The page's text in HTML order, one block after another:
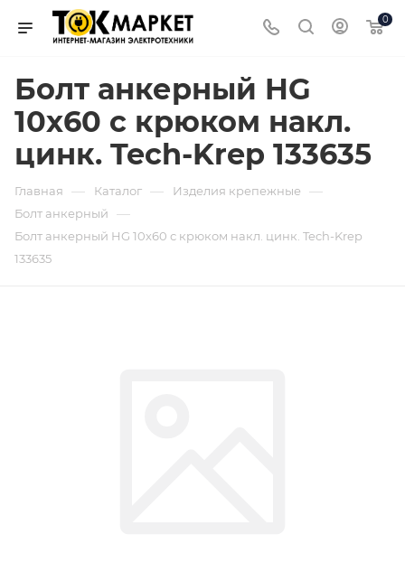
0
Болт анкерный HG
10х60 с крюком накл.
цинк. Tech-Krep 133635
Главная — Каталог — Изделия крепежные —
Болт анкерный —
Болт анкерный HG 10х60 с крюком накл. цинк. Tech-Krep
133635